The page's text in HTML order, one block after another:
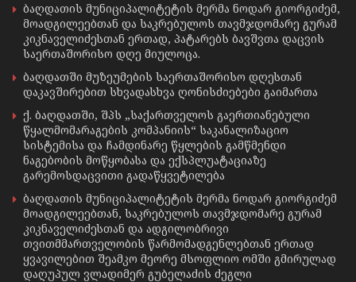
ბაღდათის მუნიციპალიტეტის მერმა ნოდარ გიორგიძემ,
მოადგილეებთან და საკრებულოს თავმჯდომარე გურამ
კიკნაველიძესთან ერთად, პატარებს ბავშვთა დაცვის
საერთაშორისო დღე მიულოცა.
ბაღდათში მუზეუმების საერთაშორისო დღესთან
დაკავშირებით სხვადასხვა ღონისძიებები გაიმართა
ქ. ბაღდათში, შპს „საქართველოს გაერთიანებული
წყალმომარაგების კომპანიის“ საკანალიზაციო
სისტემისა და ჩამდინარე წყლების გამწმენდი
ნაგებობის მოწყობასა და ექსპლუატაციაზე
გარემოსდაცვითი გადაწყვეტილება
ბაღდათის მუნიციპალიტეტის მერმა ნოდარ გიორგიძემ
მოადგილეებთან, საკრებულოს თავმჯდომარე გურამ
კიკნაველიძესთან და ადგილობრივი
თვითმმართველობის წარმომადგენლებთან ერთად
ყვავილებით შეამკო მეორე მსოფლიო ომში გმირულად
დაღუპულ ვლადიმერ გუბელაძის ძეგლი